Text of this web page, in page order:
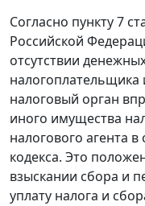
Согласно пункту 7
Российской
отсутствии
налогоплательщика
налоговый орган
иного имущества
налогового агента в
кодекса. Это
взыскании сбора и
уплату налога и